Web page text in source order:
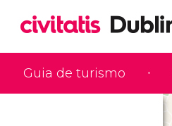
Guia de turismo